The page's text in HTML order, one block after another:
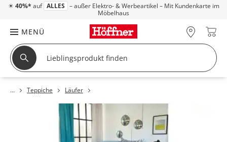
☀ 40%* auf ALLES – außer Elektro- & Werbeartikel – Mit Kundenkarte im
Möbelhaus
MENÜ
Teppiche Läufer